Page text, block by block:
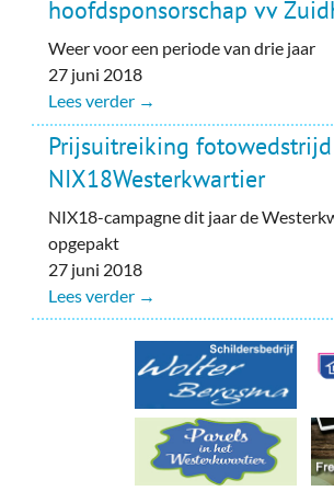
hoofdsponsorschap vv
Weer voor een periode van drie jaar
27 juni 2018
Lees verder →
Prijsuitreiking fotowedstrijd
NIX18Westerkwartier
NIX18-campagne dit jaar de
opgepakt
27 juni 2018
Lees verder →